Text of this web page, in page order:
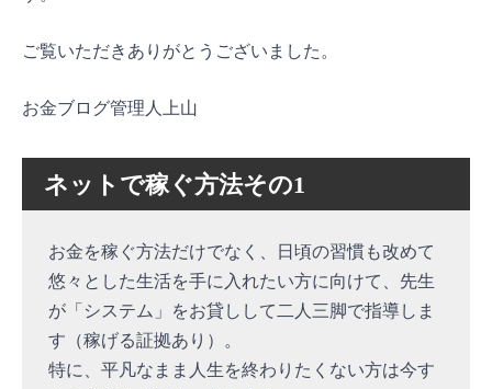
ご覧いただきありがとうございました。
お金ブログ管理人上山
ネットで稼ぐ方法その1
お金を稼ぐ方法だけでなく、日頃の習慣も改めて
悠々とした生活を手に入れたい方に向けて、先生
が「システム」をお貸しして二人三脚で指導しま
す（稼げる証拠あり）。
特に、平凡なまま人生を終わりたくない方は今す